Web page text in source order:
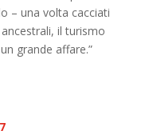
– una volta cacciati
il turismo
grande affare.”